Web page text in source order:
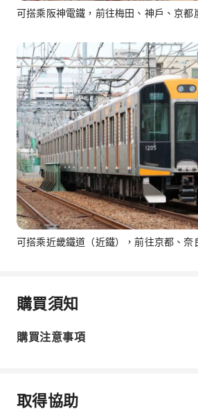
可搭乘阪神電鐵，前往梅田、神戶、京都
可搭乘近畿鐵道（近鐵），前往京都、奈
購買須知
購買注意事項
取得協助